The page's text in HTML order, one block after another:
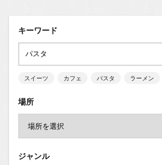
キーワード
スイーツ カフェ パスタ ラーメン
場所
ジャンル